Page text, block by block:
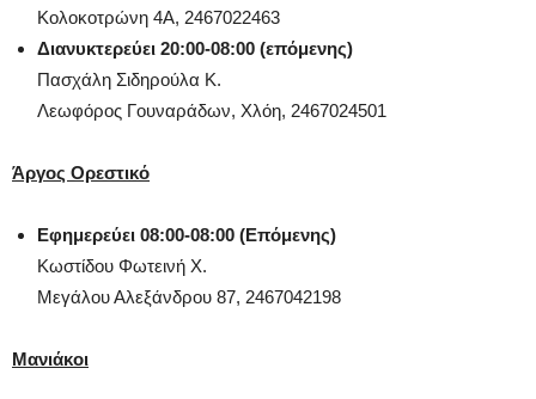
Κολοκοτρώνη 4Α, 2467022463
Διανυκτερεύει 20:00-08:00 (επόμενης)
Πασχάλη Σιδηρούλα Κ.
Λεωφόρος Γουναράδων, Χλόη, 2467024501
Άργος Ορεστικό
Εφημερεύει 08:00-08:00 (Επόμενης)
Κωστίδου Φωτεινή Χ.
Μεγάλου Αλεξάνδρου 87, 2467042198
Μανιάκοι